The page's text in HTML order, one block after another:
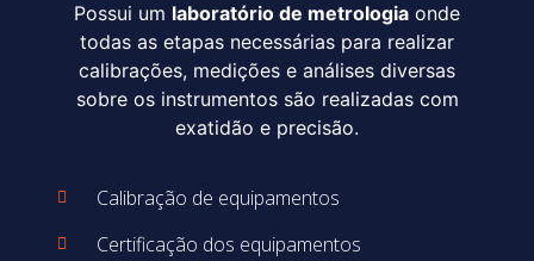
Possui um laboratório de metrologia onde
todas as etapas necessárias para realizar
calibrações, medições e análises diversas
sobre os instrumentos são realizadas com
exatidão e precisão.
Calibração de equipamentos
Certificação dos equipamentos